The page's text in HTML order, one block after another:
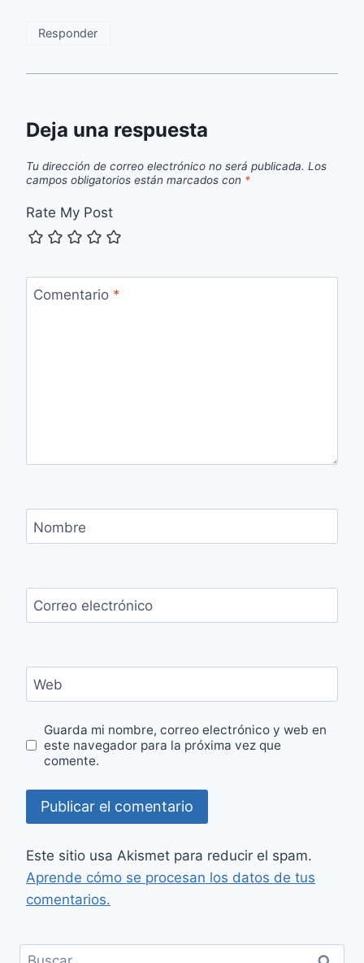
Responder
Deja una respuesta
Tu dirección de correo electrónico no será publicada. Los
campos obligatorios están marcados con *
Rate My Post
Comentario *
Nombre
Correo electrónico
Web
Guarda mi nombre, correo electrónico y web en
este navegador para la próxima vez que
comente.
Este sitio usa Akismet para reducir el spam.
Aprende cómo se procesan los datos de tus
comentarios.
Buscar: